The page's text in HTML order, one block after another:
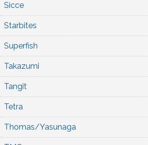
Sicce
Starbites
Superfish
Takazumi
Tangit
Tetra
Thomas/Yasunaga